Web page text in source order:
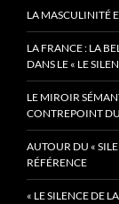
LA MASCULINITÉ
LA FRANCE : LA
DANS LE « LE
LE MIROIR
CONTREPOINT
AUTOUR DU «
RÉFÉRENCE
« LE SILENCE DE